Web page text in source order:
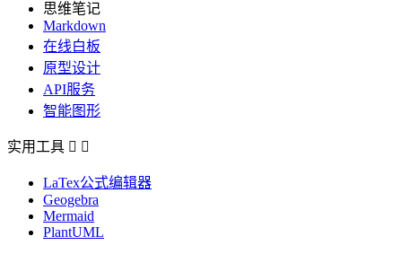
思维笔记
Markdown
在线白板
原型设计
API服务
智能图形
实用工具  
LaTex公式编辑器
Geogebra
Mermaid
PlantUML